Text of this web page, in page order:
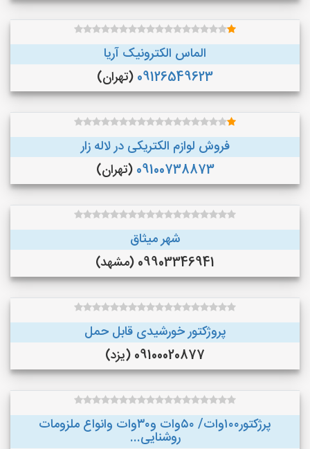
الماس الکترونیک آریا
09126549623 (تهران)
فروش لوازم الکتریکی در لاله زار
09100738873 (تهران)
شهر میثاق
09903346941 (مشهد)
پروژکتور خورشیدی قابل حمل
09100020877 (یزد)
پرژکتور۱۰۰وات/ ۵۰وات و۳۰وات وانواع ملزومات
روشنایی...